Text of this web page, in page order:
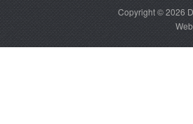
Copyright © 2026